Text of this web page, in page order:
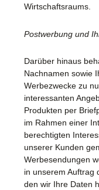
Wirtschaftsraums.
Postwerbung und
Darüber hinaus
Nachnamen sowie
Werbezwecke zu
interessanten
Produkten per
im Rahmen einer
berechtigten
unserer Kunden
Werbesendungen
in unserem Auftrag
den wir Ihre Daten